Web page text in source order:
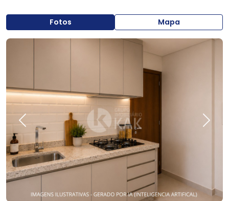
Fotos Mapa
Previous Next